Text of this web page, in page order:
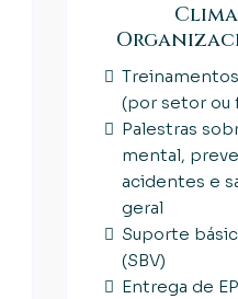
Clima
Treinamentos
(por setor ou
Palestras
mental,
acidentes e
geral
Suporte
(SBV)
Entrega de